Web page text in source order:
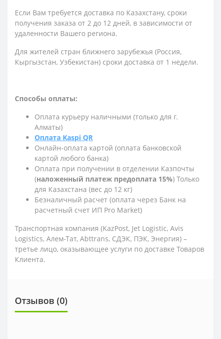
Если Вам требуется доставка по Казахстану, сроки
получения заказа от 2 до 12 дней, в зависимости от
удаленности Вашего региона.
Для жителей стран ближнего зарубежья (Россия,
Кыргызстан, Узбекистан) сроки доставка от 1 недели.
Способы оплаты:
Оплата курьеру наличными (только для г.
Алматы)
Оплата Kaspi QR
Онлайн-оплата картой (оплата банковской
картой любого банка)
Оплата при получении в отделении Казпочты
(наложенный платеж предоплата 15%) Только
для Казахстана (вес до 12 кг)
Безналичный расчет (оплата через Банк на
расчетный счет ИП Pro Market)
Транспортная компания (KazPost, Jet Logistic, Avis
Logistics, Алем-Тат, Abttrans, СДЭК, ПЭК, Энергия) –
третье лицо, оказывающее услуги по доставке Товаров
Клиента.
Отзывов (0)